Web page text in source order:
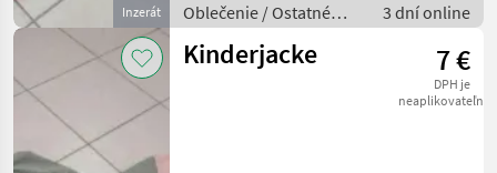
Inzerát
Oblečenie / Ostatné
oblečenie
3 dní online
Kinderjacke 7 €
DPH je
neaplikovateľné